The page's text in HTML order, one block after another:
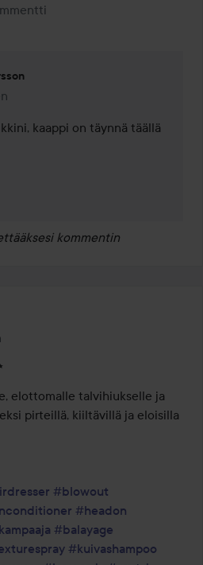
1 vuotta sitten
kaappi on täynnä täällä
kommentin
sitten
elottomalle talvihiukselle ja
pirteillä, kiiltävillä ja eloisilla
#blowout
#headon
#balayage
#kuivashampoo